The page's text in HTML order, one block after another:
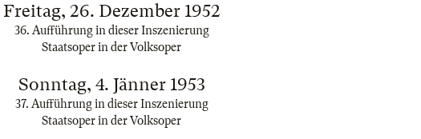
Freitag, 26. Dezember 1952
36. Aufführung in dieser Inszenierung
Staatsoper in der Volksoper
Sonntag, 4. Jänner 1953
37. Aufführung in dieser Inszenierung
Staatsoper in der Volksoper